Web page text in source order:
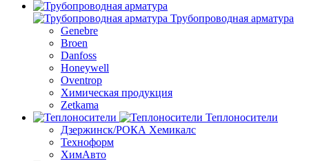
Трубопроводная арматура
Genebre
Broen
Danfoss
Honeywell
Oventrop
Химическая продукция
Zetkama
Теплоносители
Дзержинск/РОКА Хемикалс
Техноформ
ХимАвто